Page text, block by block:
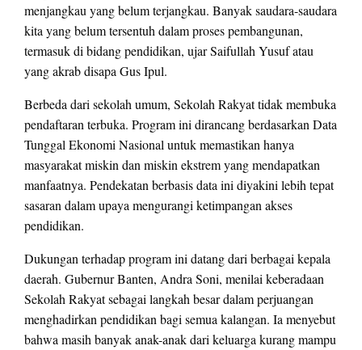
menjangkau yang belum terjangkau. Banyak saudara-saudara
kita yang belum tersentuh dalam proses pembangunan,
termasuk di bidang pendidikan, ujar Saifullah Yusuf atau
yang akrab disapa Gus Ipul.
Berbeda dari sekolah umum, Sekolah Rakyat tidak membuka
pendaftaran terbuka. Program ini dirancang berdasarkan Data
Tunggal Ekonomi Nasional untuk memastikan hanya
masyarakat miskin dan miskin ekstrem yang mendapatkan
manfaatnya. Pendekatan berbasis data ini diyakini lebih tepat
sasaran dalam upaya mengurangi ketimpangan akses
pendidikan.
Dukungan terhadap program ini datang dari berbagai kepala
daerah. Gubernur Banten, Andra Soni, menilai keberadaan
Sekolah Rakyat sebagai langkah besar dalam perjuangan
menghadirkan pendidikan bagi semua kalangan. Ia menyebut
bahwa masih banyak anak-anak dari keluarga kurang mampu